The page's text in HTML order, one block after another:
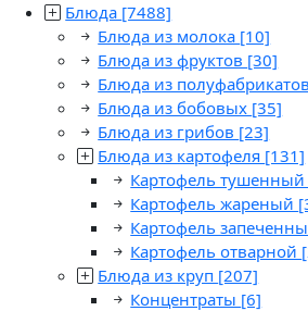
Блюда [7488]
Блюда из молока [10]
Блюда из фруктов [30]
Блюда из полуфабрикатов
Блюда из бобовых [35]
Блюда из грибов [23]
Блюда из картофеля [131]
Картофель тушенный
Картофель жареный
Картофель
Картофель отварной
Блюда из круп [207]
Концентраты [6]